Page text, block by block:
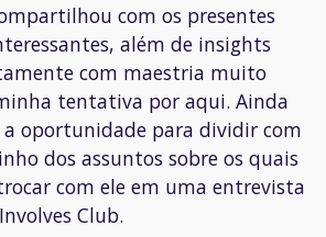
com os presentes
além de insights
com maestria muito
tentativa por aqui. Ainda
oportunidade para dividir com
dos assuntos sobre os quais
com ele em uma entrevista
Club.